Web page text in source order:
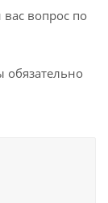
вопрос по